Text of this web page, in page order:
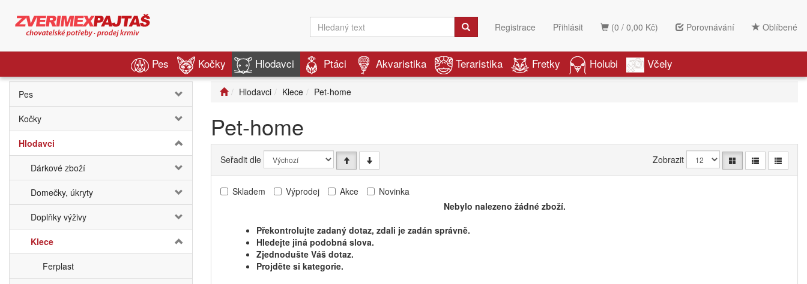
(0 / 0,00 Kč) Porovnávání Oblíbené
Registrace Přihlásit
Pes Kočky Hlodavci Ptáci Akvaristika Teraristika Fretky Holubi Včely
Pes
Kočky
Hlodavci
Dárkové zboží
Domečky, úkryty
Doplňky výživy
Klece
Ferplast
Hlodavci Klece Pet-home
Pet-home
Seřadit dle Zobrazit
Skladem Výprodej Akce
Novinka
Nebylo nalezeno žádné zboží.
Překontrolujte zadaný dotaz, zdali je zadán správně.
Hledejte jiná podobná slova.
Zjednodušte Váš dotaz.
Projděte si kategorie.